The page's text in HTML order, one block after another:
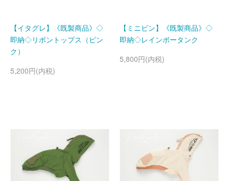
【イタグレ】《既製商品》◇
即納◇リボントップス（ピン
ク）
5,200円(内税)
【ミニピン】《既製商品》◇
即納◇レインボータンク
5,800円(内税)